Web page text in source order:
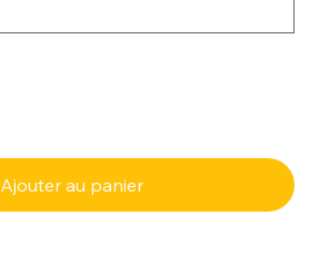
Ajouter au panier